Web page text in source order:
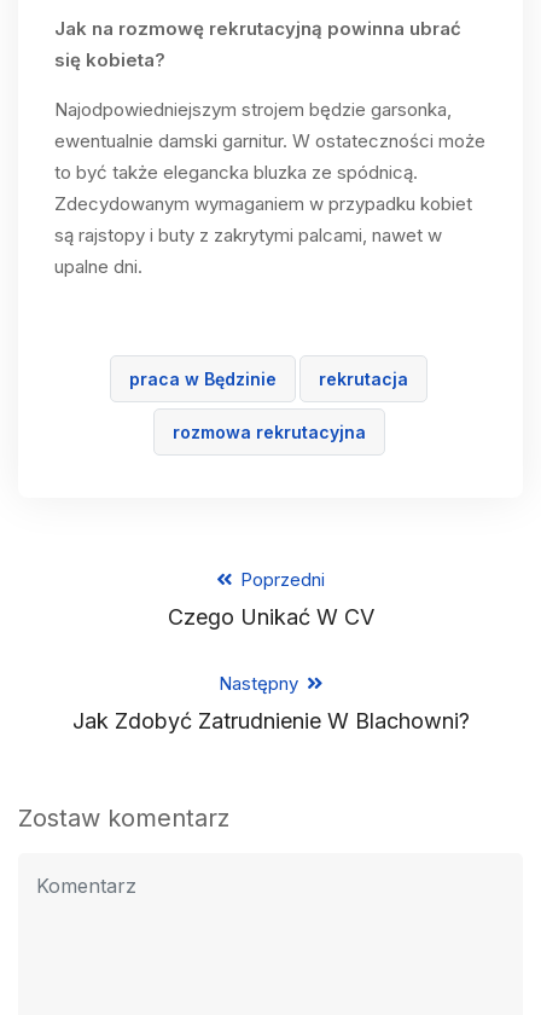
Jak na rozmowę rekrutacyjną powinna ubrać
się kobieta?
Najodpowiedniejszym strojem będzie garsonka,
ewentualnie damski garnitur. W ostateczności może
to być także elegancka bluzka ze spódnicą.
Zdecydowanym wymaganiem w przypadku kobiet
są rajstopy i buty z zakrytymi palcami, nawet w
upalne dni.
praca w Będzinie rekrutacja
rozmowa rekrutacyjna
Poprzedni
Czego Unikać W CV
Następny
Jak Zdobyć Zatrudnienie W Blachowni?
Zostaw komentarz